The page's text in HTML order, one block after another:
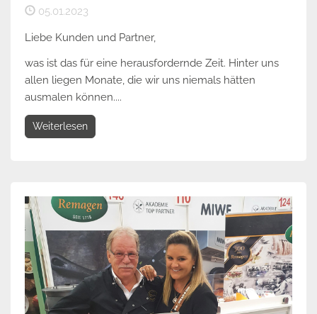
05.01.2023
Liebe Kunden und Partner,
was ist das für eine herausfordernde Zeit. Hinter uns
allen liegen Monate, die wir uns niemals hätten
ausmalen können....
Weiterlesen